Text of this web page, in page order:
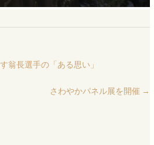
長選手の「ある思い」
さわやかパネル展を開催 →